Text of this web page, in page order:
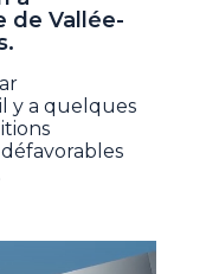
de Vallée-
y a quelques